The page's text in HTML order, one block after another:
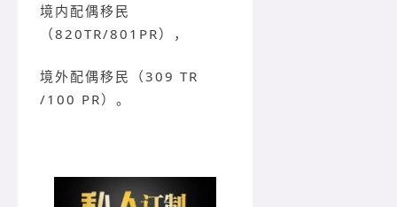
境内配偶移民
（820TR/801PR），
境外配偶移民（309 TR
/100 PR）。